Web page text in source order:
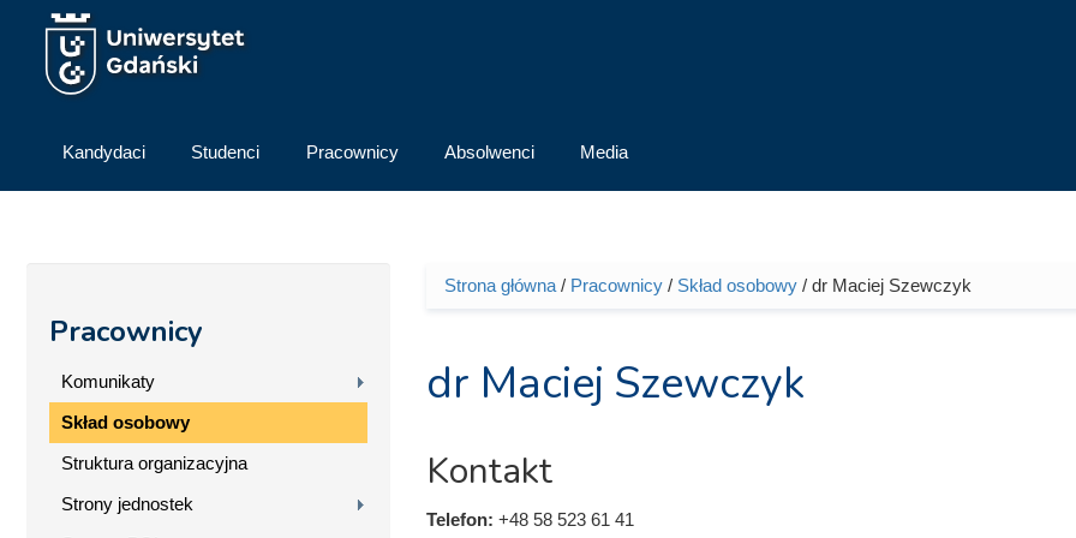
Przejdź do treści
Kandydaci Studenci Pracownicy Absolwenci Media
Pracownicy
Komunikaty
Skład osobowy
Struktura organizacyjna
Strony jednostek
Jesteś tutaj
Strona główna/ Pracownicy/ Skład osobowy/ dr Maciej Szewczyk
dr Maciej Szewczyk
Kontakt
Telefon: +48 58 523 61 41